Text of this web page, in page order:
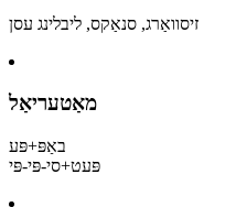
זיסוואַרג, סנאַקס, ליבלינג עסן
מאַטעריאַל
באַפּ+פּע
פּעט+סי-פּי-פּי